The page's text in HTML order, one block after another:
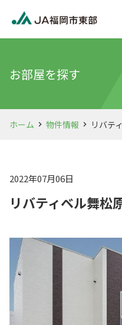
お部屋を探す
ホーム 物件情報 リバテ
2022年07月06日
リバティベル舞松